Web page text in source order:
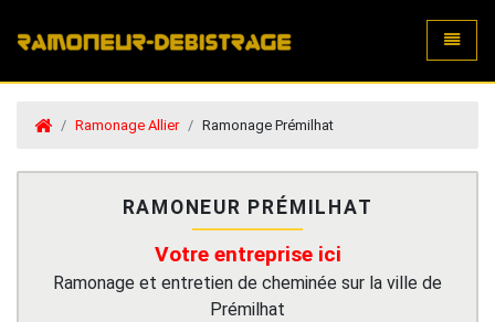
Ramonage Allier Ramonage Prémilhat
RAMONEUR PRÉMILHAT
Votre entreprise ici
Ramonage et entretien de cheminée sur la ville de
Prémilhat